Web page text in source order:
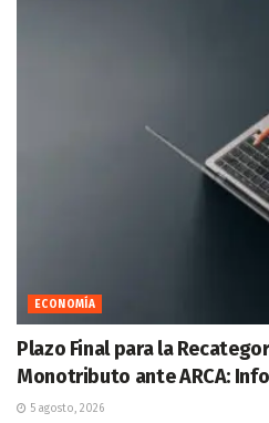
ECONOMÍA
Plazo Final para la
Monotributo ante ARCA:
5 agosto, 2026